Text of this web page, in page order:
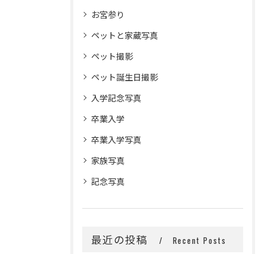
お宮参り
ペットと家蔵写真
ペット撮影
ペット誕生日撮影
入学記念写真
卒業入学
卒業入学写真
家族写真
記念写真
最近の投稿 Recent Posts